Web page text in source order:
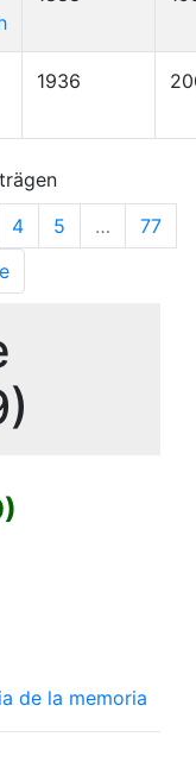
1936
4 5 …
77
de la memoria